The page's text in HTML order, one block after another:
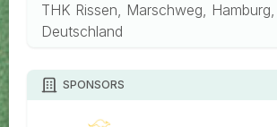
THK Rissen, Marschweg, Hamburg,
Deutschland
SPONSORS